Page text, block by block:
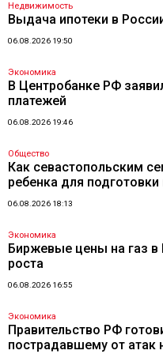
Недвижимость
Выдача ипотеки в
06.08.2026 19:50
Экономика
В Центробанке РФ
платежей
06.08.2026 19:46
Общество
Как севастопольским
ребенка для
06.08.2026 18:13
Экономика
Биржевые цены на газ в
роста
06.08.2026 16:55
Экономика
Правительство РФ
пострадавшему от атак